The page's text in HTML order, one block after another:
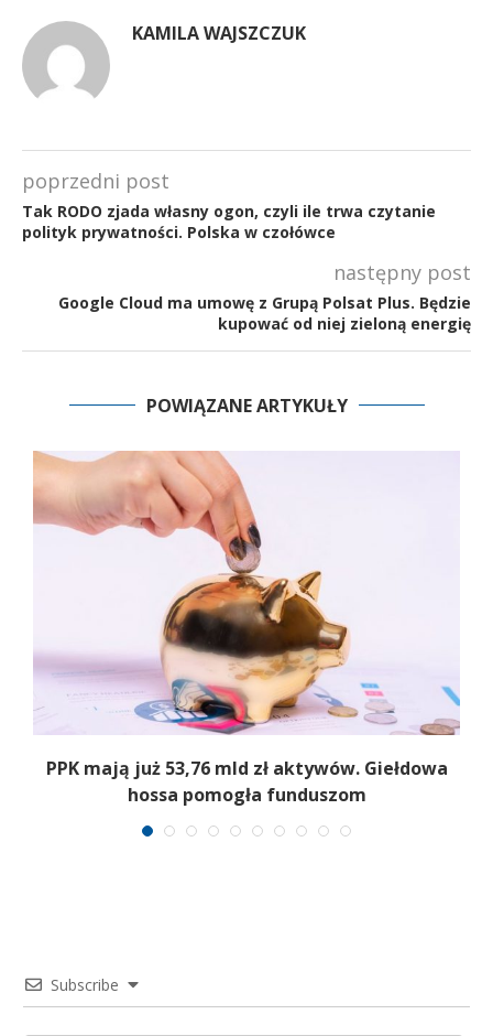
KAMILA WAJSZCZUK
poprzedni post
Tak RODO zjada własny ogon, czyli ile trwa czytanie
polityk prywatności. Polska w czołówce
następny post
Google Cloud ma umowę z Grupą Polsat Plus. Będzie
kupować od niej zieloną energię
POWIĄZANE ARTYKUŁY
PPK mają już 53,76 mld zł aktywów. Giełdowa
hossa pomogła funduszom
Subscribe